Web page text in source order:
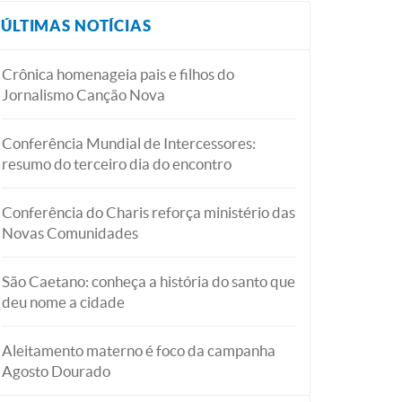
ÚLTIMAS NOTÍCIAS
Crônica homenageia pais e filhos do
Jornalismo Canção Nova
Conferência Mundial de Intercessores:
resumo do terceiro dia do encontro
Conferência do Charis reforça ministério das
Novas Comunidades
São Caetano: conheça a história do santo que
deu nome a cidade
Aleitamento materno é foco da campanha
Agosto Dourado